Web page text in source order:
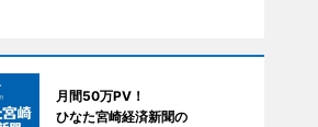
月間50万PV！
ひなた宮崎経済新聞の